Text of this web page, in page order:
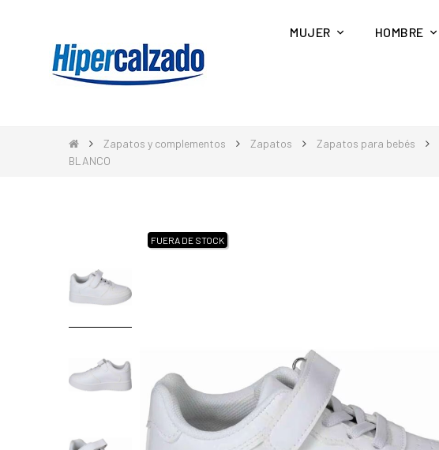
MUJER HOMBRE
Zapatos y complementos Zapatos Zapatos para bebés
BLANCO
FUERA DE STOCK